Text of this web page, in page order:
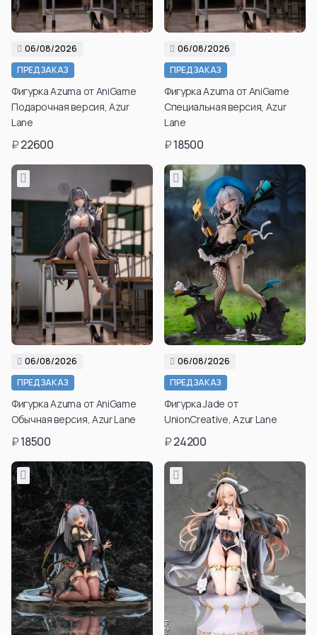
06/08/2026
ПРЕДЗАКАЗ
Фигурка Azuma от AniGame
Подарочная версия, Azur
Lane
₽22600
06/08/2026
ПРЕДЗАКАЗ
Фигурка Azuma от AniGame
Специальная версия, Azur
Lane
₽18500
06/08/2026
ПРЕДЗАКАЗ
Фигурка Azuma от AniGame
Обычная версия, Azur Lane
₽18500
06/08/2026
ПРЕДЗАКАЗ
Фигурка Jade от
UnionCreative, Azur Lane
₽24200